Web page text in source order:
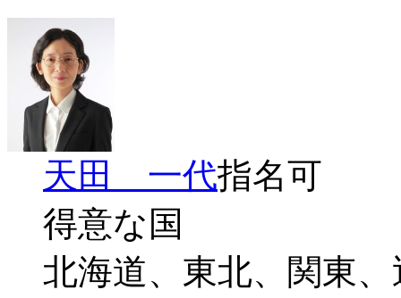
天田 一代指名可
得意な国
北海道、東北、関東